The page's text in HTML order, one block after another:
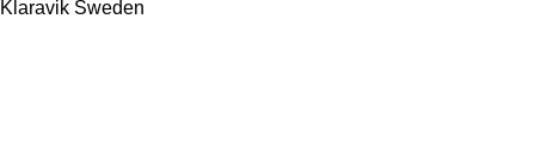
Klaravik Sweden